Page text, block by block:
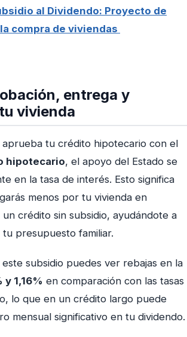
al Dividendo: Proyecto de
compra de viviendas
entrega y
vivienda
tu crédito hipotecario con el
hipotecario, el apoyo del Estado se
en la tasa de interés. Esto significa
menos por tu vivienda en
crédito sin subsidio, ayudándote a
presupuesto familiar.
subsidio puedes ver rebajas en la
y 1,16% en comparación con las tasas
lo que en un crédito largo puede
mensual significativo en tu dividendo.